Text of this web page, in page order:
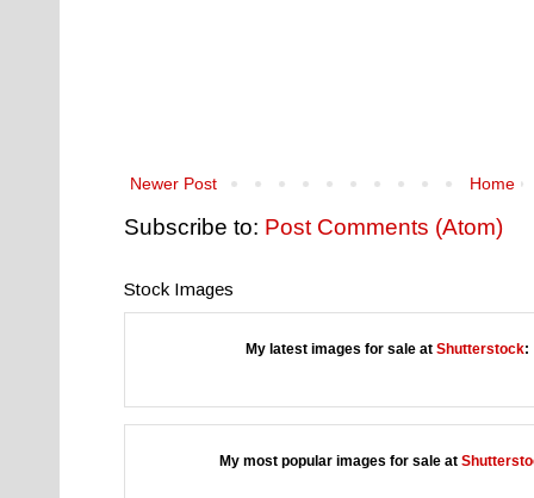
Newer Post Home
Subscribe to: Post Comments (Atom)
Stock Images
My latest images for sale at Shutterstock:
My most popular images for sale at